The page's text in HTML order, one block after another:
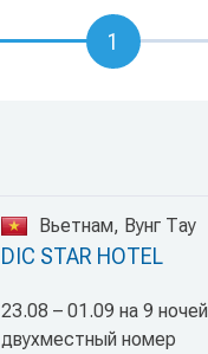
1
Вьетнам, Вунг Тау
DIC STAR HOTEL
23.08 – 01.09 на 9 ночей
двухместный номер